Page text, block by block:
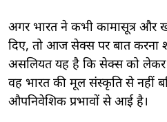
अगर भारत ने कभी कामासूत्र और
दिए, तो आज सेक्स पर बात करना
असलियत यह है कि सेक्स को
वह भारत की मूल संस्कृति से नहीं
औपनिवेशिक प्रभावों से आई है।